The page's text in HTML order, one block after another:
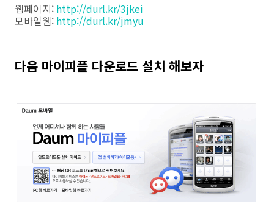
웹페이지: http://durl.kr/3jkei
모바일웹: http://durl.kr/jmyu
다음 마이피플 다운로드 설치 해보자